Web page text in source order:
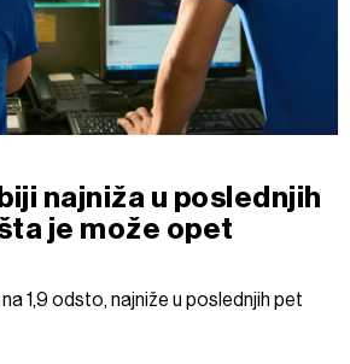
najniža u poslednjih
je može opet
1,9 odsto, najniže u poslednjih pet